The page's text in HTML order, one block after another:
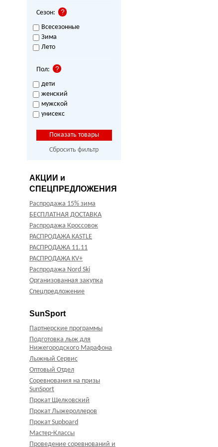
Сезон:
Всесезонные
Зима
Лето
Пол:
дети
женский
мужской
унисекс
Сбросить фильтр
АКЦИИ и
СПЕЦПРЕДЛОЖЕНИЯ
Распродажа 15% зима
БЕСПЛАТНАЯ ДОСТАВКА
Распродажа Кроссовок
РАСПРОДАЖА KASTLE
РАСПРОДАЖА 11.11
РАСПРОДАЖА KV+
Распродажа Nord Ski
Организованная закупка
Спецпредложение
SunSport
Партнерские программы
Подготовка лыж для
Нижегородского Марафона
Лыжный Сервис
Оптовый Отдел
Соревнования на призы
SunSport
Прокат Щелковский
Прокат Лыжероллеров
Прокат Supboard
Мастер-Классы
Проведение соревнований и